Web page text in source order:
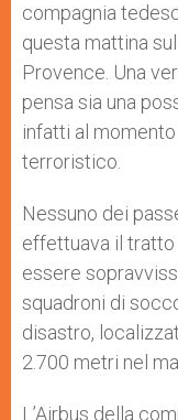
compagnia
questa mattina
Provence. Una
pensa sia una
infatti al
terroristico.
Nessuno dei
effettuava il
essere
squadroni di
disastro,
2.700 metri nel
L’Airbus della